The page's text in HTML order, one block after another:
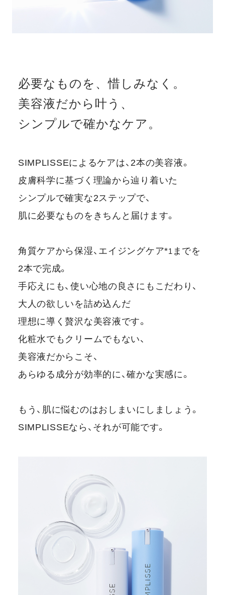
必要なものを、惜しみなく。
美容液だから叶う、
シンプルで確かなケア。
SIMPLISSEによるケアは、2本の美容液。
皮膚科学に基づく理論から辿り着いた
シンプルで確実な2ステップで、
肌に必要なものをきちんと届けます。
角質ケアから保湿、エイジングケア*1 までを
2本で完成。
手応えにも、使い心地の良さにもこだわり、
大人の欲しいを詰め込んだ
理想に導く贅沢な美容液です。
化粧水でもクリームでもない、
美容液だからこそ、
あらゆる成分が効率的に、確かな実感に。
もう、肌に悩むのはおしまいにしましょう。
SIMPLISSEなら、それが可能です。